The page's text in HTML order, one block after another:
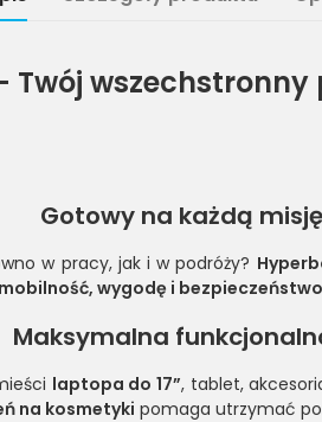
Twój
Gotowy na każdą
w pracy, jak i w podróży?
mobilność, wygodę i
Maksymalna
laptopa do 17”, tablet,
na kosmetyki pomaga utrzymać